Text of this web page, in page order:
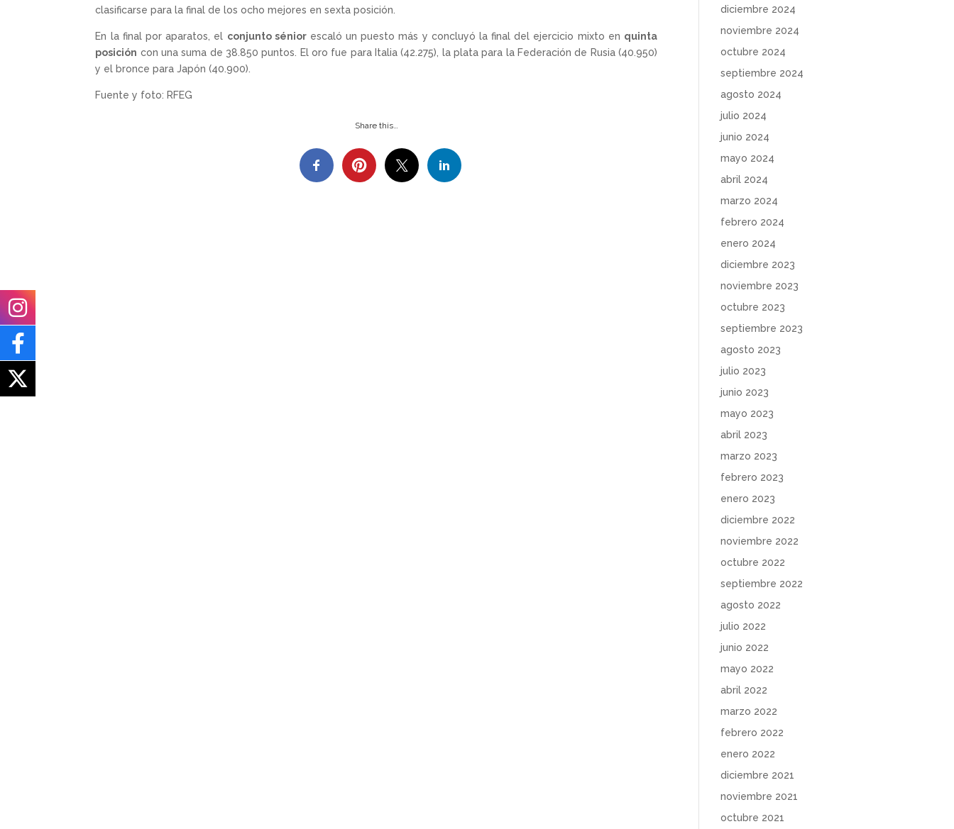
clasificarse para la final de los ocho mejores en sexta posición.
En la final por aparatos, el conjunto séniorescaló un puesto más y concluyó la final del ejercicio mixto en quinta
posición con una suma de 38.850 puntos. El oro fue para Italia (42.275), la plata para la Federación de Rusia (40.950)
y el bronce para Japón (40.900).
Fuente y foto: RFEG
Share this…
diciembre 2024
noviembre 2024
octubre 2024
septiembre 2024
agosto 2024
julio 2024
junio 2024
mayo 2024
abril 2024
marzo 2024
febrero 2024
enero 2024
diciembre 2023
noviembre 2023
octubre 2023
septiembre 2023
agosto 2023
julio 2023
junio 2023
mayo 2023
abril 2023
marzo 2023
febrero 2023
enero 2023
diciembre 2022
noviembre 2022
octubre 2022
septiembre 2022
agosto 2022
julio 2022
junio 2022
mayo 2022
abril 2022
marzo 2022
febrero 2022
enero 2022
diciembre 2021
noviembre 2021
octubre 2021